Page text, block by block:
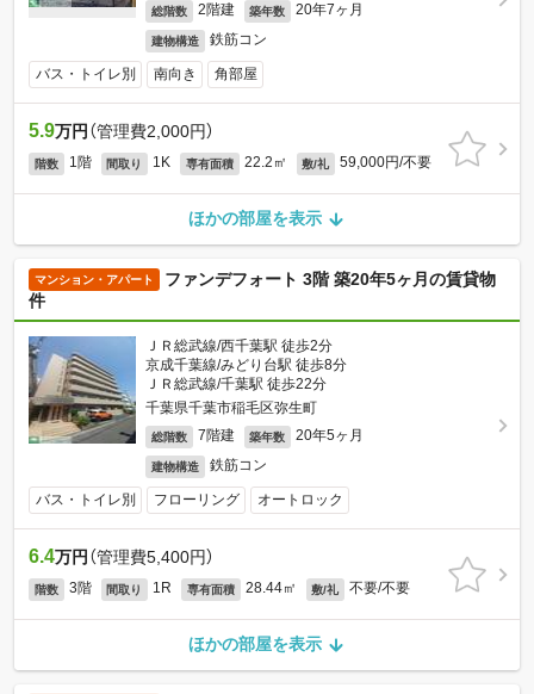
総階数 2階建 築年数 20年7ヶ月
建物構造 鉄筋コン
バス・トイレ別 南向き 角部屋
5.9万円 （管理費2,000円）
階数 1階 間取り 1K 専有面積 22.2㎡ 敷/礼 59,000円/不要
ほかの部屋を表示
マンション・アパート
ファンデフォート 3階 築20年5ヶ月の賃貸物
件
ＪＲ総武線/西千葉駅 徒歩2分
京成千葉線/みどり台駅 徒歩8分
ＪＲ総武線/千葉駅 徒歩22分
千葉県千葉市稲毛区弥生町
総階数 7階建 築年数 20年5ヶ月
建物構造 鉄筋コン
バス・トイレ別 フローリング オートロック
6.4万円 （管理費5,400円）
階数 3階 間取り 1R 専有面積 28.44㎡ 敷/礼 不要/不要
ほかの部屋を表示